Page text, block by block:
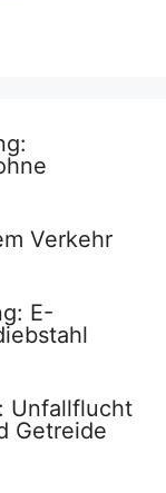
Verkehr
E-
Unfallflucht
Getreide